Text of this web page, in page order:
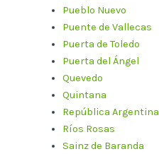
Pueblo Nuevo
Puente de Vallecas
Puerta de Toledo
Puerta del Ángel
Quevedo
Quintana
República Argentina
Ríos Rosas
Sainz de Baranda